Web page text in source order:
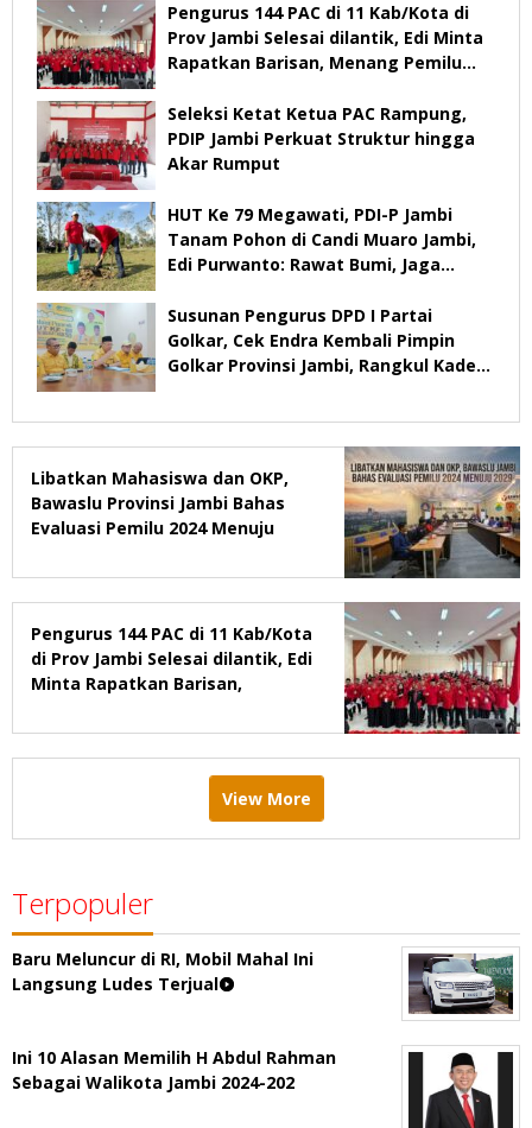
Pengurus 144 PAC di 11 Kab/Kota di
Prov Jambi Selesai dilantik, Edi Minta
Rapatkan Barisan, Menang Pemilu
Seleksi Ketat Ketua PAC Rampung,
PDIP Jambi Perkuat Struktur hingga
Akar Rumput
HUT Ke 79 Megawati, PDI-P Jambi
Tanam Pohon di Candi Muaro Jambi,
Edi Purwanto: Rawat Bumi, Jaga
Susunan Pengurus DPD I Partai
Golkar, Cek Endra Kembali Pimpin
Golkar Provinsi Jambi, Rangkul Kader
Libatkan Mahasiswa dan OKP,
Bawaslu Provinsi Jambi Bahas
Evaluasi Pemilu 2024 Menuju
Pengurus 144 PAC di 11 Kab/Kota
di Prov Jambi Selesai dilantik, Edi
Minta Rapatkan Barisan,
View More
Terpopuler
Baru Meluncur di RI, Mobil Mahal Ini
Langsung Ludes Terjual
Ini 10 Alasan Memilih H Abdul Rahman
Sebagai Walikota Jambi 2024-202